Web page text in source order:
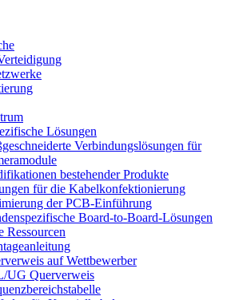
Lösungen
Verbindungslösungen für
bestehender Produkte
für die Kabelkonfektionierung
der PCB-Einführung
Board-to-Board-Lösungen
Ressourcen
auf Wettbewerber
UG Querverweis